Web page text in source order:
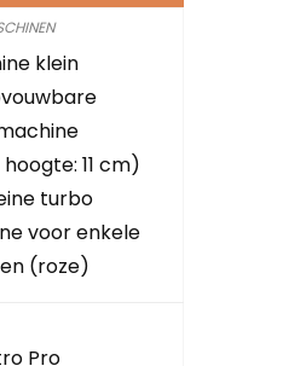
klein
11 cm)
turbo
voor enkele
(roze)
Pro